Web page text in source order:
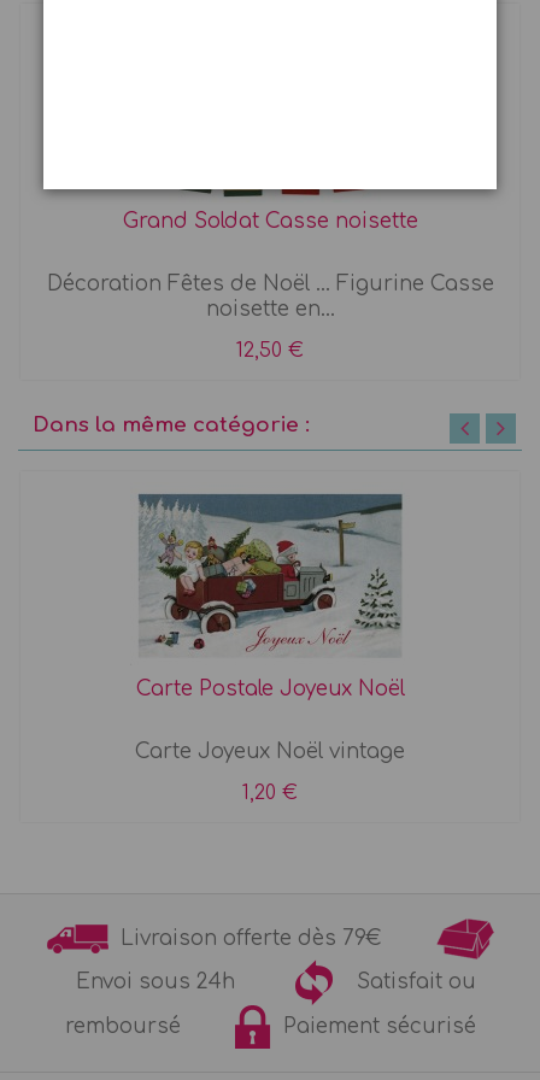
Grand Soldat Casse noisette
Décoration Fêtes de Noël ... Figurine Casse
noisette en...
12,50 €
Dans la même catégorie :
Carte Postale Joyeux Noël
Carte Joyeux Noël vintage
1,20 €
Livraison offerte dès 79€
Envoi sous 24h
Satisfait ou
remboursé
Paiement sécurisé